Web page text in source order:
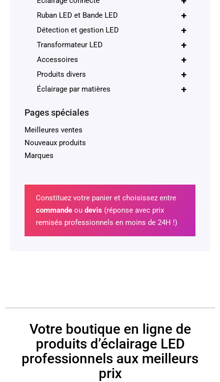
+
Ruban LED et Bande LED
+
Détection et gestion LED
+
Transformateur LED
+
Accessoires
+
Produits divers
+
Éclairage par matières
Pages spéciales
Meilleures ventes
Nouveaux produits
Marques
Constituez votre panier et choisissez entre
commandeou devis (réponse avec prix
remisés professionnels en moins de 24H !)
Votre boutique en ligne de
produits d’éclairage LED
professionnels aux meilleurs
prix